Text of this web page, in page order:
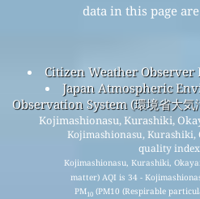
data in this page
Citizen Weather Observer
Japan Atmospheric
Observation System (環境省大気
Kojimashionasu, Kurashiki,
Kojimashionasu,
quality
Kojimashionasu, Kurashiki,
matter) AQI is 34 -
PM10(PM10 (Respirable